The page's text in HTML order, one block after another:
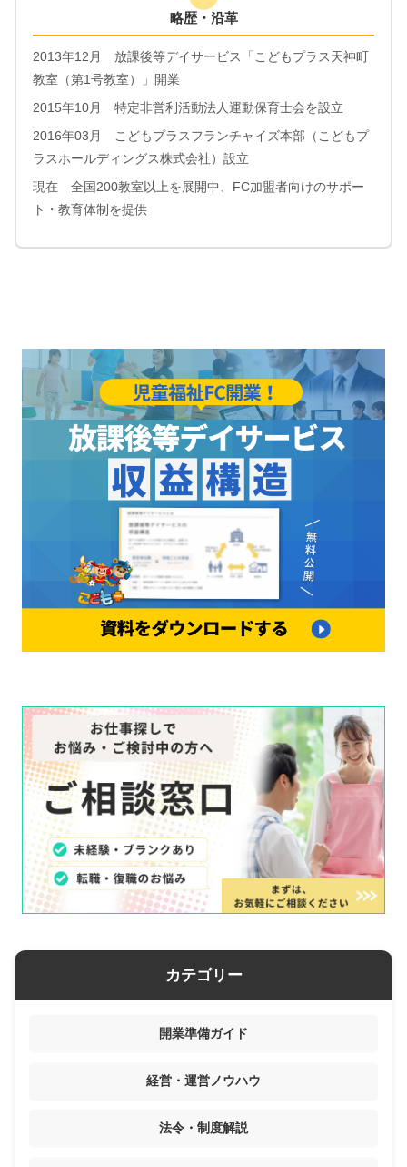
略歴・沿革
2013年12月 放課後等デイサービス「こどもプラス天神町
教室（第1号教室）」開業
2015年10月 特定非営利活動法人運動保育士会を設立
2016年03月 こどもプラスフランチャイズ本部（こどもプ
ラスホールディングス株式会社）設立
現在 全国200教室以上を展開中、FC加盟者向けのサポー
ト・教育体制を提供
カテゴリー
開業準備ガイド
経営・運営ノウハウ
法令・制度解説